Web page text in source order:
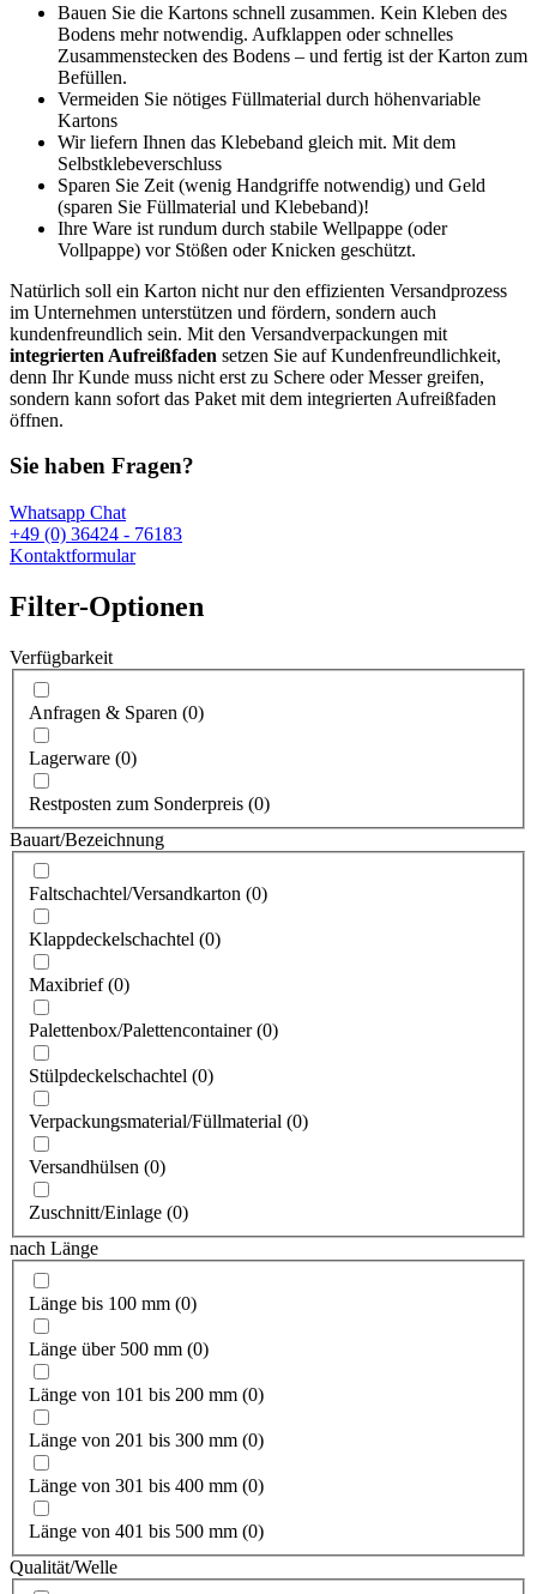
Bauen Sie die Kartons schnell zusammen. Kein Kleben des
Bodens mehr notwendig. Aufklappen oder schnelles
Zusammenstecken des Bodens – und fertig ist der Karton zum
Befüllen.
Vermeiden Sie nötiges Füllmaterial durch höhenvariable
Kartons
Wir liefern Ihnen das Klebeband gleich mit. Mit dem
Selbstklebeverschluss
Sparen Sie Zeit (wenig Handgriffe notwendig) und Geld
(sparen Sie Füllmaterial und Klebeband)!
Ihre Ware ist rundum durch stabile Wellpappe (oder
Vollpappe) vor Stößen oder Knicken geschützt.
Natürlich soll ein Karton nicht nur den effizienten Versandprozess
im Unternehmen unterstützen und fördern, sondern auch
kundenfreundlich sein. Mit den Versandverpackungen mit
integrierten Aufreißfaden setzen Sie auf Kundenfreundlichkeit,
denn Ihr Kunde muss nicht erst zu Schere oder Messer greifen,
sondern kann sofort das Paket mit dem integrierten Aufreißfaden
öffnen.
Sie haben Fragen?
Whatsapp Chat
+49 (0) 36424 - 76183
Kontaktformular
Filter-Optionen
Verfügbarkeit
Anfragen & Sparen (0)
Lagerware (0)
Restposten zum Sonderpreis (0)
Bauart/Bezeichnung
Faltschachtel/Versandkarton (0)
Klappdeckelschachtel (0)
Maxibrief (0)
Palettenbox/Palettencontainer (0)
Stülpdeckelschachtel (0)
Verpackungsmaterial/Füllmaterial (0)
Versandhülsen (0)
Zuschnitt/Einlage (0)
nach Länge
Länge bis 100 mm (0)
Länge über 500 mm (0)
Länge von 101 bis 200 mm (0)
Länge von 201 bis 300 mm (0)
Länge von 301 bis 400 mm (0)
Länge von 401 bis 500 mm (0)
Qualität/Welle